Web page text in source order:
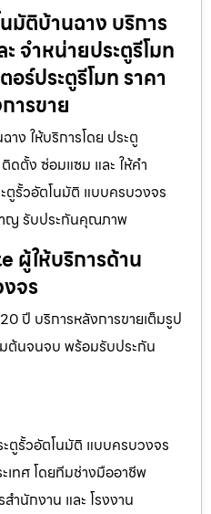
มัติบ้านฉาง บริการ
จำหน่ายประตูรีโมท
อร์ประตูรีโมท ราคา
ารขาย
ง ให้บริการโดย ประตู
ดตั้ง ซ่อมแซม และ ให้คำ
ตูรั้วอัตโนมัติ แบบครบวงจร
ญ รับประกันคุณภาพ
ผู้ให้บริการด้าน
จร
ปี บริการหลังการขายเต็มรูป
ต้นจนจบ พร้อมรับประกัน
ตูรั้วอัตโนมัติ แบบครบวงจร
เทศ โดยทีมช่างมืออาชีพ
ำนักงาน และ โรงงาน